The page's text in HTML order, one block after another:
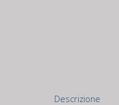
Descrizione